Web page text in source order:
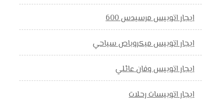
ايجار اتوبيس مرسيدس 600
ايجار اتوبيس ميكروباص سياحي
ايجار اتوبيس وفان عائلي
ايجار اتوبيسات رحلات